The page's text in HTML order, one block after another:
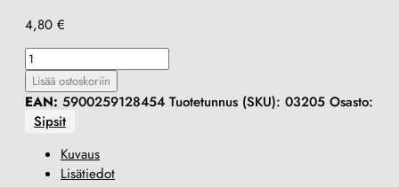
4,80 €
LAYS
Tomaattisipsit
200g
määrä
Lisää ostoskoriin
EAN: 5900259128454 Tuotetunnus (SKU): 03205 Osasto:
Sipsit
Kuvaus
Lisätiedot